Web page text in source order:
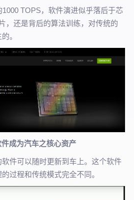
TOPS，软件演进似乎落后于芯
，还是背后的算法训练，对传统的
。
成为汽车之核心资产
件可以随时更新到车上。这个软件
过程和传统模式完全不同。